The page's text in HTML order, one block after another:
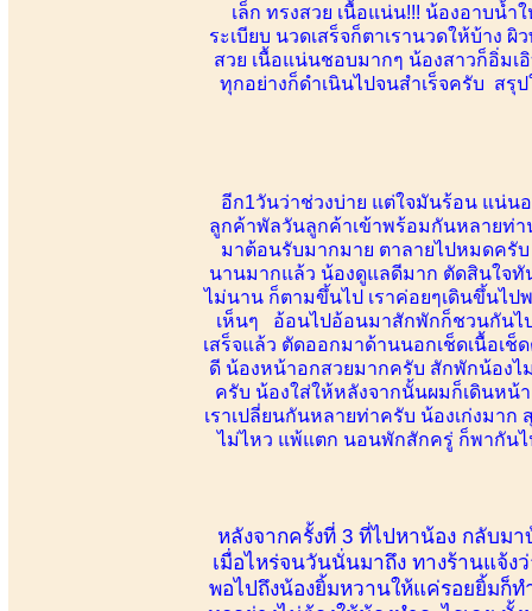
เล็ก ทรงสวย เนื้อแน่น!!! น้องอาบน้
ระเบียบ นวดเสร็จก็ตาเรานวดให้บ้าง
สวย เนื้อแน่นชอบมากๆ น้องสาวก็อิ่มเ
ทุกอย่างก็ดำเนินไปจนสำเร็จครับ สรุ
อีก1วันว่าช่วงบ่าย แต่ใจมันร้อน แน่น
ลูกค้าพัลวันลูกค้าเข้าพร้อมกันหลายท่
มาต้อนรับมากมาย ตาลายไปหมดครั
นานมากแล้ว น้องดูแลดีมาก ตัดสินใจ
ไม่นาน ก็ตามขึ้นไป เราค่อยๆเดินขึ้นไ
เห็นๆ อ้อนไปอ้อนมาสักพักก็ชวนกันไ
เสร็จแล้ว ตัดออกมาด้านนอกเช็ดเนื้อเ
ดี น้องหน้าอกสวยมากครับ สักพักน้องไ
ครับ น้องใส่ให้หลังจากนั้นผมก็เดินหน้
เราเปลี่ยนกันหลายท่าครับ น้องเก่งมา
ไม่ไหว แพ้แตก นอนพักสักครู่ ก็พากัน
หลังจากครั้งที่ 3 ที่ไปหาน้อง กลับม
เมื่อไหร่จนวันนั่นมาถึง ทางร้านแจ้ง
พอไปถึงน้องยิ้มหวานให้แค่รอยยิ้มก็ท